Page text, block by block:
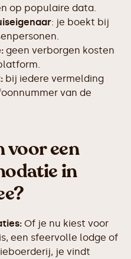
op populaire data.
: je boekt bij
geen verborgen kosten
bij iedere vermelding
van de
voor een
in
Of je nu kiest voor
een sfeervolle lodge of
je vindt